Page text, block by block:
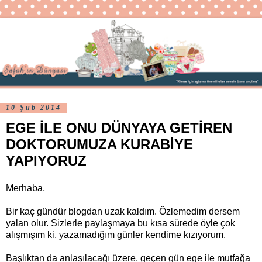
10 Şub 2014
EGE İLE ONU DÜNYAYA GETİREN
DOKTORUMUZA KURABİYE
YAPIYORUZ
Merhaba,
Bir kaç gündür blogdan uzak kaldım. Özlemedim dersem
yalan olur. Sizlerle paylaşmaya bu kısa sürede öyle çok
alışmışım ki, yazamadığım günler kendime kızıyorum.
Başlıktan da anlaşılacağı üzere, geçen gün ege ile mutfağa